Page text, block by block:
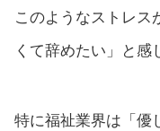
このようなストレス
くて辞めたい」と感
特に福祉業界は「優